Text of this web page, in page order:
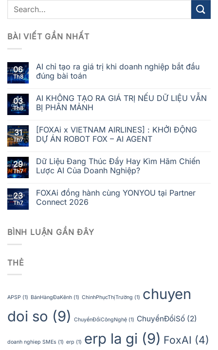
BÀI VIẾT GẦN NHẤT
06
Th8
AI chỉ tạo ra giá trị khi doanh nghiệp bắt đầu
đúng bài toán
03
Th8
AI KHÔNG TẠO RA GIÁ TRỊ NẾU DỮ LIỆU VẪN
BỊ PHÂN MẢNH
31
Th7
[FOXAi x VIETNAM AIRLINES] : KHỞI ĐỘNG
DỰ ÁN ROBOT FOX – AI AGENT
29
Th7
Dữ Liệu Đang Thúc Đẩy Hay Kìm Hãm Chiến
Lược AI Của Doanh Nghiệp?
23
Th7
FOXAi đồng hành cùng YONYOU tại Partner
Connect 2026
BÌNH LUẬN GẦN ĐÂY
THẺ
APSP (1) BánHàngĐaKênh (1) ChinhPhụcThịTrường (1) chuyen
doi so (9) ChuyểnĐổiCôngNghệ (1) ChuyểnĐổiSố (2)
doanh nghiep SMEs (1) erp (1) erp la gi (9) FoxAI (4)